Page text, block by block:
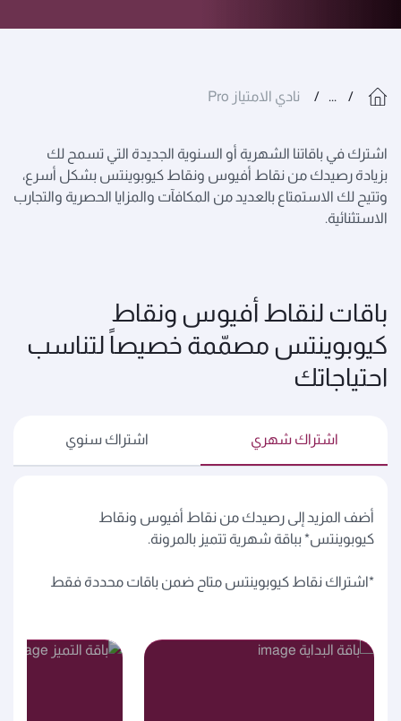
... نادي الامتياز Pro
اشترك في باقاتنا الشهرية أو السنوية الجديدة التي تسمح لك
بزيادة رصيدك من نقاط أفيوس ونقاط كيوبوينتس بشكل أسرع،
وتتيح لك الاستمتاع بالعديد من المكافآت والمزايا الحصرية والتجارب
الاستثنائية.
باقات لنقاط أفيوس ونقاط
كيوبوينتس مصمّمة خصيصاً لتناسب
احتياجاتك
اشتراك شهري اشتراك سنوي
أضف المزيد إلى رصيدك من نقاط أفيوس ونقاط
كيوبوينتس* بباقة شهرية تتميز بالمرونة.
*اشتراك نقاط كيوبوينتس متاح ضمن باقات محددة فقط